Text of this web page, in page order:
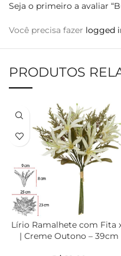
Seja o primeiro a avaliar
Você precisa fazer logged
PRODUTOS
Lírio Ramalhete com Fita
| Creme Outono – 39cm